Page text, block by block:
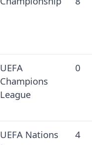
UEFA
Champions
League
0
UEFA Nations
4